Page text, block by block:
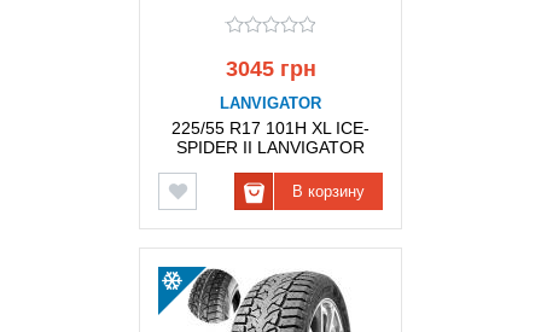
3045 грн
LANVIGATOR
225/55 R17 101H XL ICE-
SPIDER II LANVIGATOR
В корзину